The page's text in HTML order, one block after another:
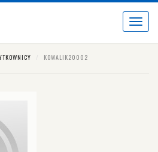
Toggle
KOWALIK20002